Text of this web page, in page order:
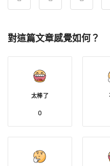
對這篇文章感覺如何？
太棒了
0